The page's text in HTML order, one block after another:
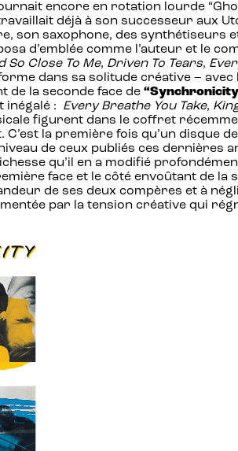
encore en rotation lourde
déjà à son successeur aux
son saxophone, des synthétiseurs
d’emblée comme l’auteur et le
So Close To Me, Driven To Tears,
dans sa solitude créative – avec
de la seconde face de
inégalé : Every Breathe You Take,
figurent dans le coffret
la première fois qu’un disque
de ceux publiés ces dernières
qu’il en a modifié
face et le côté envoûtant de la
de ses deux compères et à
par la tension créative qui